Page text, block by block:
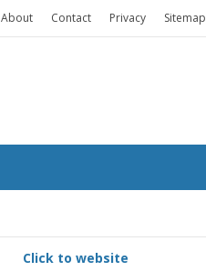
About Contact Privacy Sitemap
Click to website